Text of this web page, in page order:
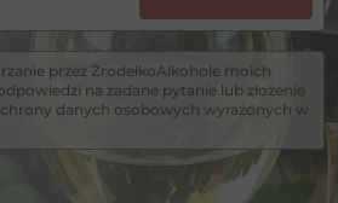
przez ŹrodełkoAlkohole moich
na zadane pytanie lub złożenie
danych osobowych wyrażonych w